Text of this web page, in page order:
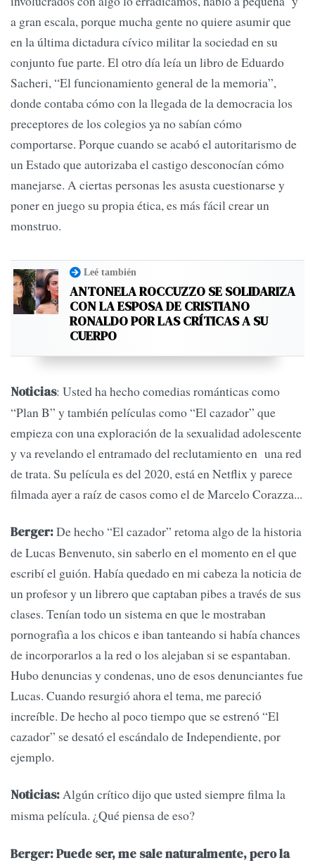
a gran escala, porque mucha gente no quiere asumir que
en la última dictadura cívico militar la sociedad en su
conjunto fue parte. El otro día leía un libro de Eduardo
Sacheri, “El funcionamiento general de la memoria”,
donde contaba cómo con la llegada de la democracia los
preceptores de los colegios ya no sabían cómo
comportarse. Porque cuando se acabó el autoritarismo de
un Estado que autorizaba el castigo desconocían cómo
manejarse. A ciertas personas les asusta cuestionarse y
poner en juego su propia ética, es más fácil crear un
monstruo.
Leé también
ANTONELA ROCCUZZO SE SOLIDARIZA
CON LA ESPOSA DE CRISTIANO
RONALDO POR LAS CRÍTICAS A SU
CUERPO
Noticias: Usted ha hecho comedias románticas como
“Plan B” y también películas como “El cazador” que
empieza con una exploración de la sexualidad adolescente
y va revelando el entramado del reclutamiento en una red
de trata. Su película es del 2020, está en Netflix y parece
filmada ayer a raíz de casos como el de Marcelo Corazza...
Berger:De hecho “El cazador” retoma algo de la historia
de Lucas Benvenuto, sin saberlo en el momento en el que
escribí el guión. Había quedado en mi cabeza la noticia de
un profesor y un librero que captaban pibes a través de sus
clases. Tenían todo un sistema en que le mostraban
pornografìa a los chicos e iban tanteando si había chances
de incorporarlos a la red o los alejaban si se espantaban.
Hubo denuncias y condenas, uno de esos denunciantes fue
Lucas. Cuando resurgió ahora el tema, me pareció
increíble. De hecho al poco tiempo que se estrenó “El
cazador” se desató el escándalo de Independiente, por
ejemplo.
Noticias:Algún crítico dijo que usted siempre filma la
misma película. ¿Qué piensa de eso?
Berger: Puede ser, me sale naturalmente, pero la